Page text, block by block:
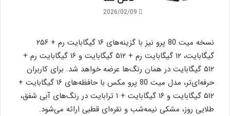
2026/02/09
نسخه میت 80 پرو نیز با گزینه‌های ۱۶ گیگابایت رم + ۲۵۶
گیگابایت، ۱۲ گیگابایت رم + ۵۱۲ گیگابایت و ۱۶ گیگابایت رم +
۵۱۲ گیگابایت در همان رنگ‌ها عرضه خواهد شد. برای کاربران
حرفه‌ای‌تر، مدل میت 80 پرو مکس با حافظه‌های ۱۶ گیگابایت +
۵۱۲ گیگابایت و ۱۶ گیگابایت + ۱ ترابایت در رنگ‌های آبی شفق،
طلایی روز، مشکی نیمه‌شب و نقره‌ای قطبی ارائه می‌شود.